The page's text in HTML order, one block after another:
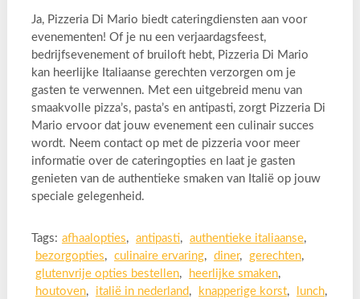
Ja, Pizzeria Di Mario biedt cateringdiensten aan voor
evenementen! Of je nu een verjaardagsfeest,
bedrijfsevenement of bruiloft hebt, Pizzeria Di Mario
kan heerlijke Italiaanse gerechten verzorgen om je
gasten te verwennen. Met een uitgebreid menu van
smaakvolle pizza’s, pasta’s en antipasti, zorgt Pizzeria Di
Mario ervoor dat jouw evenement een culinair succes
wordt. Neem contact op met de pizzeria voor meer
informatie over de cateringopties en laat je gasten
genieten van de authentieke smaken van Italië op jouw
speciale gelegenheid.
Tags: afhaalopties, antipasti, authentieke italiaanse,
bezorgopties, culinaire ervaring, diner, gerechten,
glutenvrije opties bestellen, heerlijke smaken,
houtoven, italië in nederland, knapperige korst, lunch,